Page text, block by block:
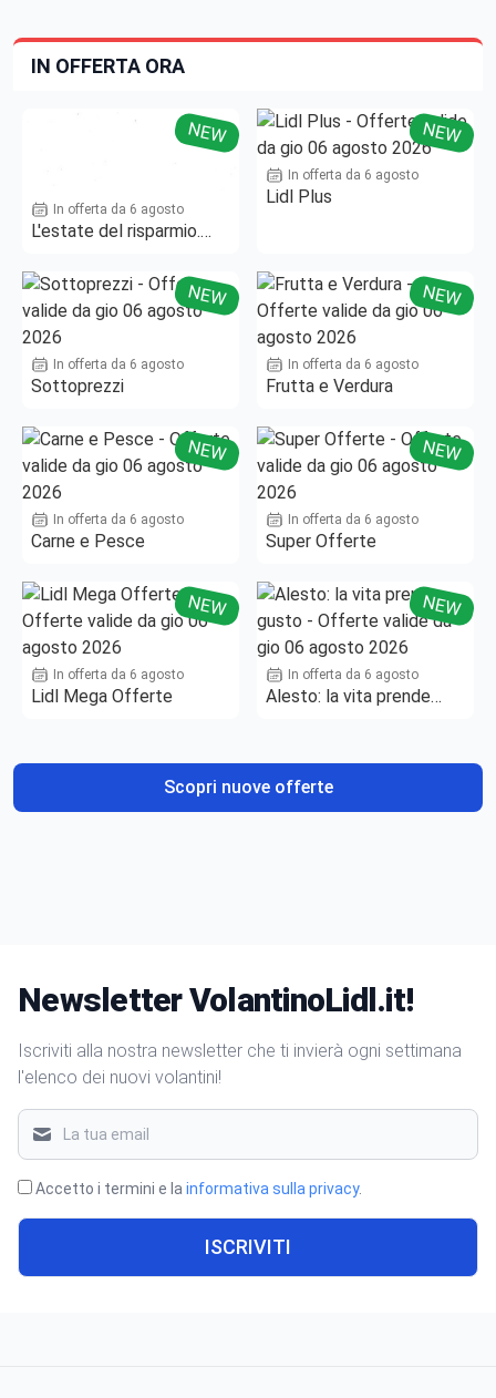
IN OFFERTA ORA
NEW
In offerta da 6 agosto
L'estate del risparmio.
NEW
In offerta da 6 agosto
Lidl Plus
NEW
In offerta da 6 agosto
Sottoprezzi
NEW
In offerta da 6 agosto
Frutta e Verdura
NEW
In offerta da 6 agosto
Carne e Pesce
NEW
In offerta da 6 agosto
Super Offerte
NEW
In offerta da 6 agosto
Lidl Mega Offerte
NEW
In offerta da 6 agosto
Alesto: la vita prende
Scopri nuove offerte
Newsletter VolantinoLidl.it!
Iscriviti alla nostra newsletter che ti invierà ogni settimana
l'elenco dei nuovi volantini!
Accetto i termini e la informativa sulla privacy.
ISCRIVITI